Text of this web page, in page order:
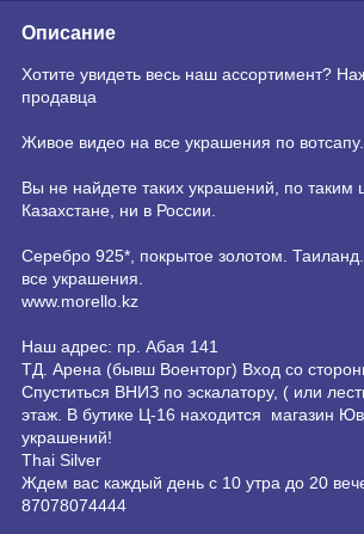
Описание
Хотите увидеть весь наш ассортимент?
продавца
Живое видео на все украшения по вотсапу.
Вы не найдете таких украшений, по таким
Казахстане, ни в России.
Серебро 925*, покрытое золотом.
все украшения.
www.morello.kz
Наш адрес: пр. Абая 141
ТД. Арена (бывш Военторг) Вход со
Спуститься ВНИЗ по эскалатору, ( или
этаж. В бутике Ц-16 находится магазин
украшений!
Thai Silver
Ждем вас каждый день с 10 утра до 20
87078074444